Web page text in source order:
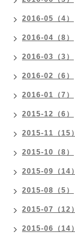
2016-05（4）
2016-04（8）
2016-03（3）
2016-02（6）
2016-01（7）
2015-12（6）
2015-11（15）
2015-10（8）
2015-09（14）
2015-08（5）
2015-07（12）
2015-06（14）